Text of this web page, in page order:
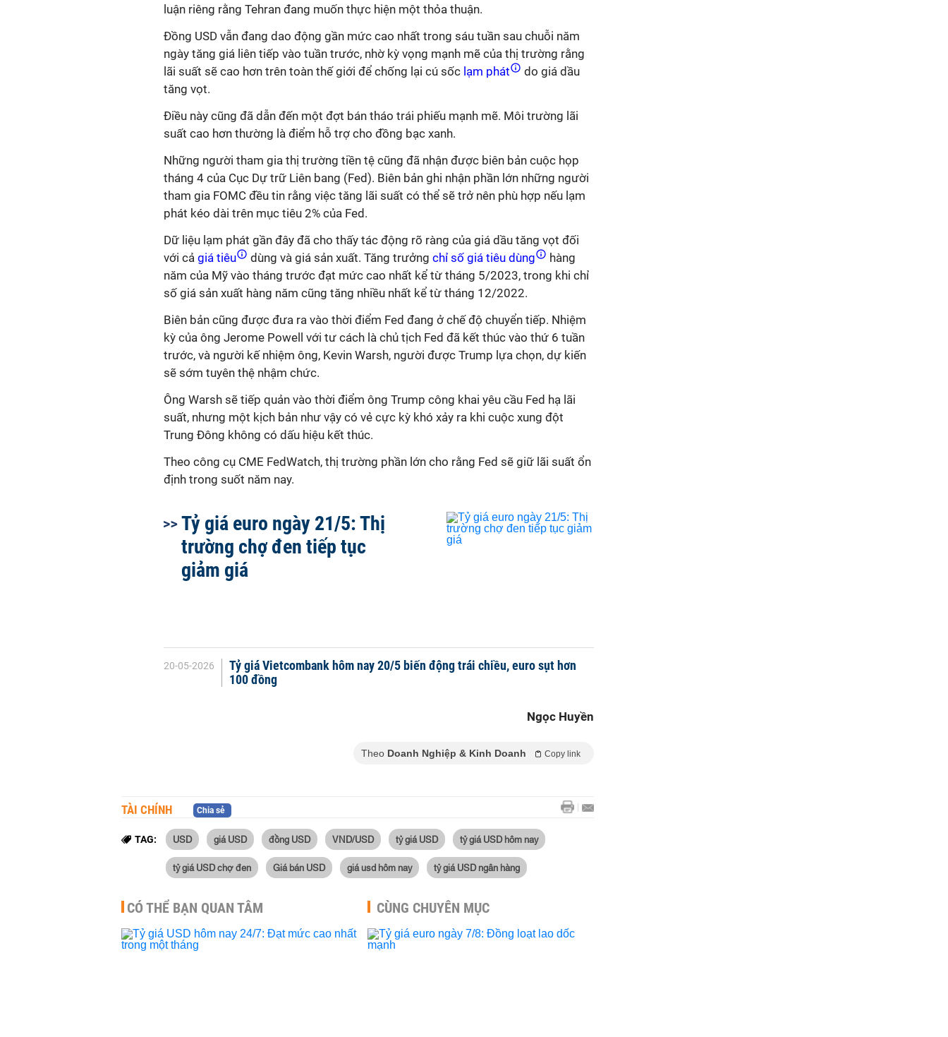
luận riêng rằng Tehran đang muốn thực hiện một thỏa thuận.
Đồng USD vẫn đang dao động gần mức cao nhất trong sáu tuần sau chuỗi năm
ngày tăng giá liên tiếp vào tuần trước, nhờ kỳ vọng mạnh mẽ của thị trường rằng
lãi suất sẽ cao hơn trên toàn thế giới để chống lại cú sốc lạm phát
do giá dầu
tăng vọt.
Điều này cũng đã dẫn đến một đợt bán tháo trái phiếu mạnh mẽ. Môi trường lãi
suất cao hơn thường là điểm hỗ trợ cho đồng bạc xanh.
Những người tham gia thị trường tiền tệ cũng đã nhận được biên bản cuộc họp
tháng 4 của Cục Dự trữ Liên bang (Fed). Biên bản ghi nhận phần lớn những người
tham gia FOMC đều tin rằng việc tăng lãi suất có thể sẽ trở nên phù hợp nếu lạm
phát kéo dài trên mục tiêu 2% của Fed.
Dữ liệu lạm phát gần đây đã cho thấy tác động rõ ràng của giá dầu tăng vọt đối
với cả giá tiêu dùng và giá sản xuất. Tăng trưởng chỉ số giá tiêu dùng
hàng
năm của Mỹ vào tháng trước đạt mức cao nhất kể từ tháng 5/2023, trong khi chỉ
số giá sản xuất hàng năm cũng tăng nhiều nhất kể từ tháng 12/2022.
Biên bản cũng được đưa ra vào thời điểm Fed đang ở chế độ chuyển tiếp. Nhiệm
kỳ của ông Jerome Powell với tư cách là chủ tịch Fed đã kết thúc vào thứ 6 tuần
trước, và người kế nhiệm ông, Kevin Warsh, người được Trump lựa chọn, dự kiến
sẽ sớm tuyên thệ nhậm chức.
Ông Warsh sẽ tiếp quản vào thời điểm ông Trump công khai yêu cầu Fed hạ lãi
suất, nhưng một kịch bản như vậy có vẻ cực kỳ khó xảy ra khi cuộc xung đột
Trung Đông không có dấu hiệu kết thúc.
Theo công cụ CME FedWatch, thị trường phần lớn cho rằng Fed sẽ giữ lãi suất ổn
định trong suốt năm nay.
Tỷ giá euro ngày 21/5: Thị
trường chợ đen tiếp tục
giảm giá
20-05-2026
Tỷ giá Vietcombank hôm nay 20/5 biến động trái chiều, euro sụt hơn
100 đồng
Ngọc Huyền
Theo Doanh Nghiệp & Kinh Doanh Copy link
TÀI CHÍNH Chia sẻ
TAG: USD giá USD đồng USD VND/USD tỷ giá USD tỷ giá USD hôm nay
tỷ giá USD chợ đen Giá bán USD giá usd hôm nay tỷ giá USD ngân hàng
CÓ THỂ BẠN QUAN TÂM CÙNG CHUYÊN MỤC